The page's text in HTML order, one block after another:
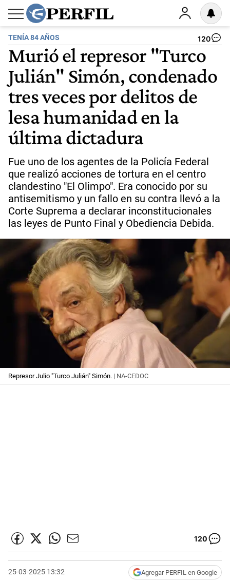
TENÍA 84 AÑOS 120
Murió el represor "Turco
Julián" Simón, condenado
tres veces por delitos de
lesa humanidad en la
última dictadura
Fue uno de los agentes de la Policía Federal
que realizó acciones de tortura en el centro
clandestino "El Olimpo". Era conocido por su
antisemitismo y un fallo en su contra llevó a la
Corte Suprema a declarar inconstitucionales
las leyes de Punto Final y Obediencia Debida.
Represor Julio "Turco Julián" Simón. | NA-CEDOC
120
25-03-2025 13:32 Agregar PERFIL en Google